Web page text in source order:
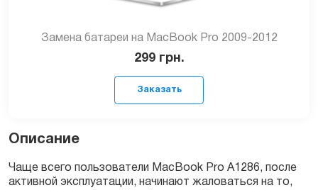
Замена батареи на MacBook Pro 2009-2012
299 грн.
Описание
Чаще всего пользователи MacBook Pro A1286, после
активной эксплуатации, начинают жаловаться на то,